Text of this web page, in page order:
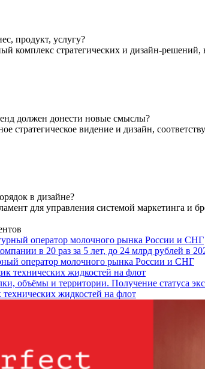
продукт, услугу?
комплекс стратегических и дизайн-решений,
должен донести новые смыслы?
стратегическое видение и дизайн,
в дизайне?
для управления системой маркетинга и
в 20 раз за 5 лет, до 24 млрд рублей в
оператор молочного рынка России и СНГ
объёмы и территории. Получение статуса
жидкостей на флот